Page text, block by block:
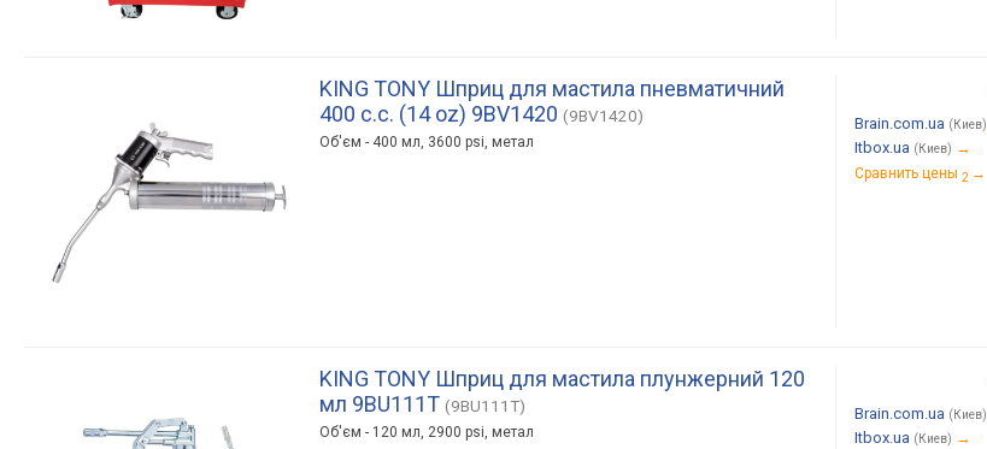
KING TONY Шприц для мастила пневматичний
400 c.c. (14 oz) 9BV1420 (9BV1420)
Об'єм - 400 мл, 3600 psi, метал
Brain.com.ua (Киев)
Itbox.ua (Киев) →
Сравнить цены 2 →
KING TONY Шприц для мастила плунжерний 120
мл 9BU111T (9BU111T)
Об'єм - 120 мл, 2900 psi, метал
Brain.com.ua (Киев)
Itbox.ua (Киев) →